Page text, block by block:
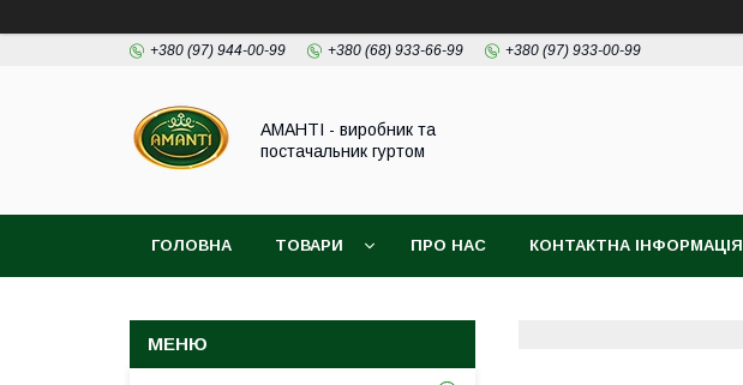
+380 (97) 944-00-99 +380 (68) 933-66-99 +380 (97) 933-00-99
АМАНТІ - виробник та
постачальник гуртом
ГОЛОВНА ТОВАРИ ПРО НАС КОНТАКТНА ІНФОРМАЦІЯ